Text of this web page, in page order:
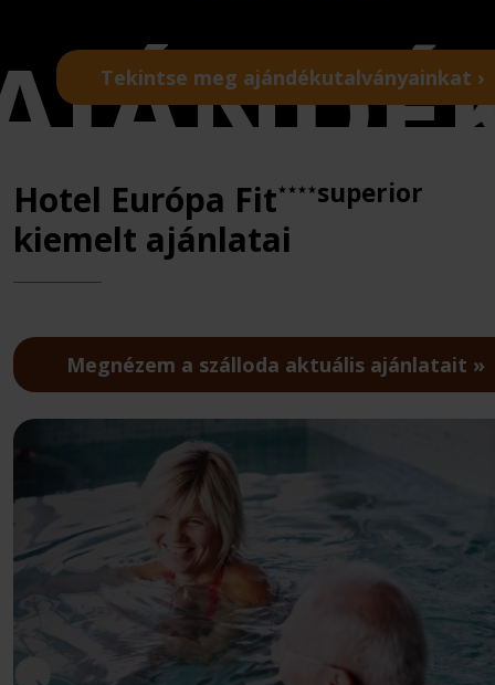
Tekintse meg ajándékutalványainkat ›
Hotel Európa Fit★★★★superior
kiemelt ajánlatai
Megnézem a szálloda aktuális ajánlatait